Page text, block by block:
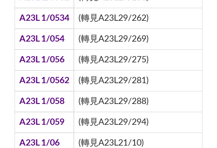
A23L 1/0534 (轉見A23L29/262)
A23L 1/054 (轉見A23L29/269)
A23L 1/056 (轉見A23L29/275)
A23L 1/0562 (轉見A23L29/281)
A23L 1/058 (轉見A23L29/288)
A23L 1/059 (轉見A23L29/294)
A23L 1/06 (轉見A23L21/10)